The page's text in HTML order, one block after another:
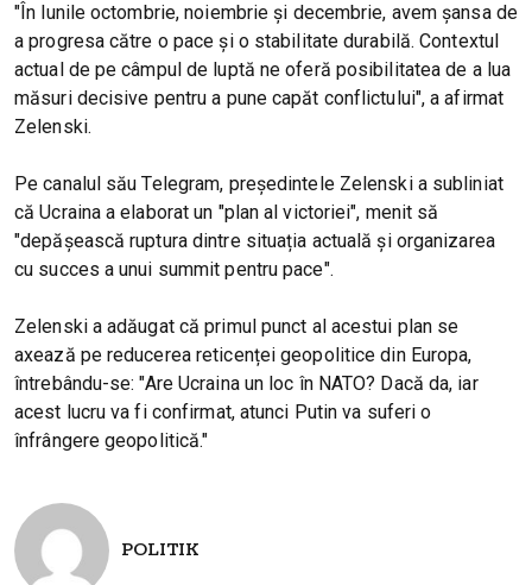
"În lunile octombrie, noiembrie și decembrie, avem șansa de
a progresa către o pace și o stabilitate durabilă. Contextul
actual de pe câmpul de luptă ne oferă posibilitatea de a lua
măsuri decisive pentru a pune capăt conflictului", a afirmat
Zelenski.
Pe canalul său Telegram, președintele Zelenski a subliniat
că Ucraina a elaborat un "plan al victoriei", menit să
"depășească ruptura dintre situația actuală și organizarea
cu succes a unui summit pentru pace".
Zelenski a adăugat că primul punct al acestui plan se
axează pe reducerea reticenței geopolitice din Europa,
întrebându-se: "Are Ucraina un loc în NATO? Dacă da, iar
acest lucru va fi confirmat, atunci Putin va suferi o
înfrângere geopolitică."
POLITIK